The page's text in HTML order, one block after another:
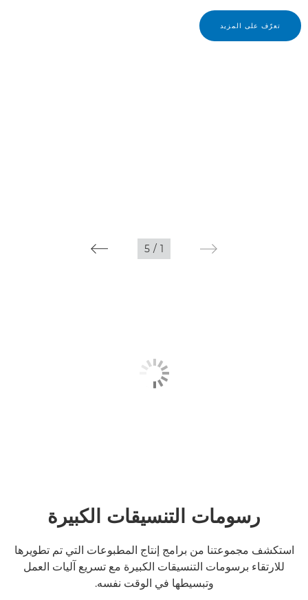
تعرّف على المزيد
1
/
5
رسومات التنسيقات الكبيرة
استكشف مجموعتنا من برامج إنتاج المطبوعات التي تم تطويرها
للارتقاء برسومات التنسيقات الكبيرة مع تسريع آليات العمل
وتبسيطها في الوقت نفسه.